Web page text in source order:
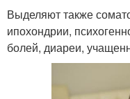
Выделяют также
ипохондрии,
болей, диареи,